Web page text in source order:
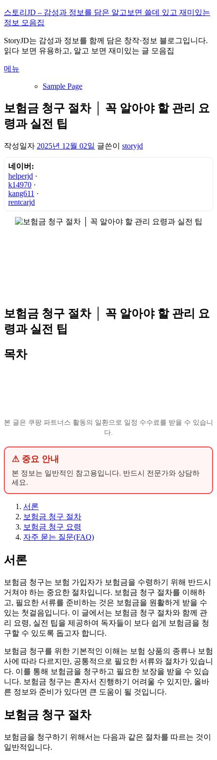
내
용
로
바
가
스토리JD – 감성과 정보를 담은 알고보면 쓸데 있고 재미있는
정보 모음집
StoryJD는 감성과 정보를 함께 담은 창작·정보 블로그입니다.
읽다 보면 유용하고, 알고 보면 재미있는 글 모음집
메뉴
Sample Page
보험금 청구 절차 │ 꼭 알아야 할 관리 요
령과 실전 팁
작성일자 2025년 12월 02일 글쓴이 storyjd
네이버:
helperjd ·
k14970 ·
kang611 ·
rentcarjd
보험금 청구 절차 │ 꼭 알아야 할 관리 요
령과 실전 팁
목차
본 글은 쿠팡 파트너스 활동의 일환으로 일정 수수료를 받을 수 있습니
다.
⚠ 중요 안내
본 정보는 일반적인 참고용입니다. 반드시 전문가와 상담하
세요.
서론
보험금 청구 절차
보험금 청구 요령
자주 묻는 질문(FAQ)
서론
보험금 청구는 보험 가입자가 보험금을 수령하기 위해 반드시
거쳐야 하는 중요한 절차입니다. 보험금 청구 절차를 이해하
고, 필요한 서류를 준비하는 것은 보험금을 원활하게 받을 수
있는 첫걸음입니다. 이 글에서는 보험금 청구 절차와 함께 관
리 요령, 실전 팁을 제공하여 독자들이 보다 쉽게 보험금을 청
구할 수 있도록 돕고자 합니다.
보험금 청구를 위한 기본적인 이해는 보험 상품의 종류나 보험
사에 따라 다르지만, 공통적으로 필요한 서류와 절차가 있습니
다. 이를 통해 보험금을 청구하고 필요한 보장을 받을 수 있습
니다. 보험금 청구는 혼자서 진행하기 어려울 수 있지만, 올바
른 정보와 준비가 있다면 큰 도움이 될 것입니다.
보험금 청구 절차
보험금을 청구하기 위해서는 다음과 같은 절차를 따르는 것이
일반적입니다.